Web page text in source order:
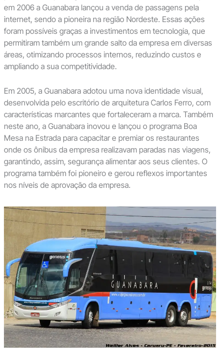
em 2006 a Guanabara lançou a venda de passagens pela
internet, sendo a pioneira na região Nordeste. Essas ações
foram possíveis graças a investimentos em tecnologia, que
permitiram também um grande salto da empresa em diversas
áreas, otimizando processos internos, reduzindo custos e
ampliando a sua competitividade.
Em 2005, a Guanabara adotou uma nova identidade visual,
desenvolvida pelo escritório de arquitetura Carlos Ferro, com
características marcantes que fortaleceram a marca. Também
neste ano, a Guanabara inovou e lançou o programa Boa
Mesa na Estrada para capacitar e premiar os restaurantes
onde os ônibus da empresa realizavam paradas nas viagens,
garantindo, assim, segurança alimentar aos seus clientes. O
programa também foi pioneiro e gerou reflexos importantes
nos níveis de aprovação da empresa.